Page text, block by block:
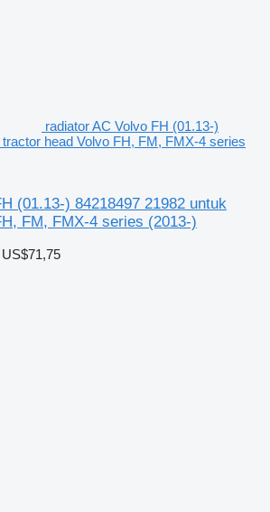
radiator AC Volvo FH (01.13-)
head Volvo FH, FM, FMX-4 series
(01.13-) 84218497 21982 untuk
FM, FMX-4 series (2013-)